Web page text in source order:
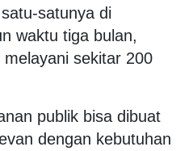
satunya di
waktu tiga bulan,
sekitar 200
publik bisa dibuat
dengan kebutuhan